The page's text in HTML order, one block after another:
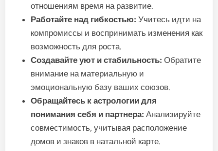
отношениям время на развитие.
Работайте над гибкостью: Учитесь идти на
компромиссы и воспринимать изменения как
возможность для роста.
Создавайте уют и стабильность: Обратите
внимание на материальную и
эмоциональную базу ваших союзов.
Обращайтесь к астрологии для
понимания себя и партнера: Анализируйте
совместимость, учитывая расположение
домов и знаков в натальной карте.